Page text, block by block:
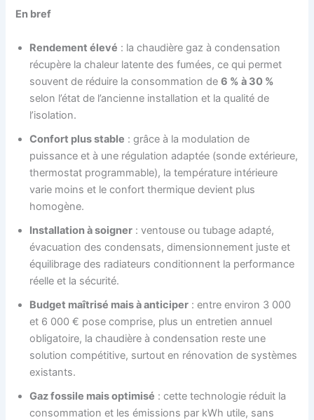
En bref
Rendement élevé : la chaudière gaz à condensation
récupère la chaleur latente des fumées, ce qui permet
souvent de réduire la consommation de6 % à 30 %
selon l’état de l’ancienne installation et la qualité de
l’isolation.
Confort plus stable : grâce à la modulation de
puissance et à une régulation adaptée (sonde extérieure,
thermostat programmable), la température intérieure
varie moins et le confort thermique devient plus
homogène.
Installation à soigner : ventouse ou tubage adapté,
évacuation des condensats, dimensionnement juste et
équilibrage des radiateurs conditionnent la performance
réelle et la sécurité.
Budget maîtrisé mais à anticiper : entre environ 3 000
et 6 000 € pose comprise, plus un entretien annuel
obligatoire, la chaudière à condensation reste une
solution compétitive, surtout en rénovation de systèmes
existants.
Gaz fossile mais optimisé : cette technologie réduit la
consommation et les émissions par kWh utile, sans